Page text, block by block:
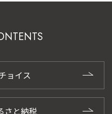
ョイス
さと納税